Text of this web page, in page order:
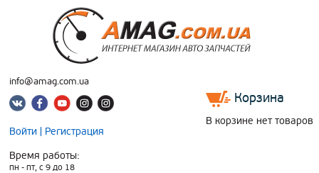
info@amag.com.ua
Войти | Регистрация
Время работы:
пн - пт, c 9 до 18
Корзина
В корзине нет товаров